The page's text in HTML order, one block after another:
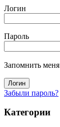
Логин
Пароль
Запомнить меня
Забыли пароль?
Категории